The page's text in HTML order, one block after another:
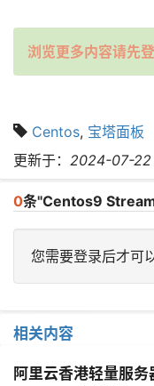
浏览更多内容请先登
Centos, 宝塔面板
更新于： 2024-07-22
0条"Centos9
您需要登录后才可
相关内容
阿里云香港轻量服